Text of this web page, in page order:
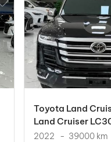
Toyota Land
Land Cruiser
2022. Xe Chạy Ít.
2022
39000 km